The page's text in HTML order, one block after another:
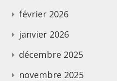
février 2026
janvier 2026
décembre 2025
novembre 2025